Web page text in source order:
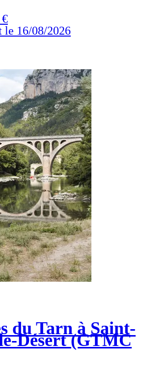
le 16/08/2026
du Tarn à Saint-
Désert (GTMC